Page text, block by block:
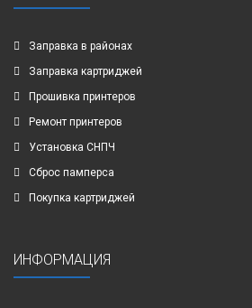
Заправка в районах
Заправка картриджей
Прошивка принтеров
Ремонт принтеров
Установка СНПЧ
Сброс памперса
Покупка картриджей
ИНФОРМАЦИЯ